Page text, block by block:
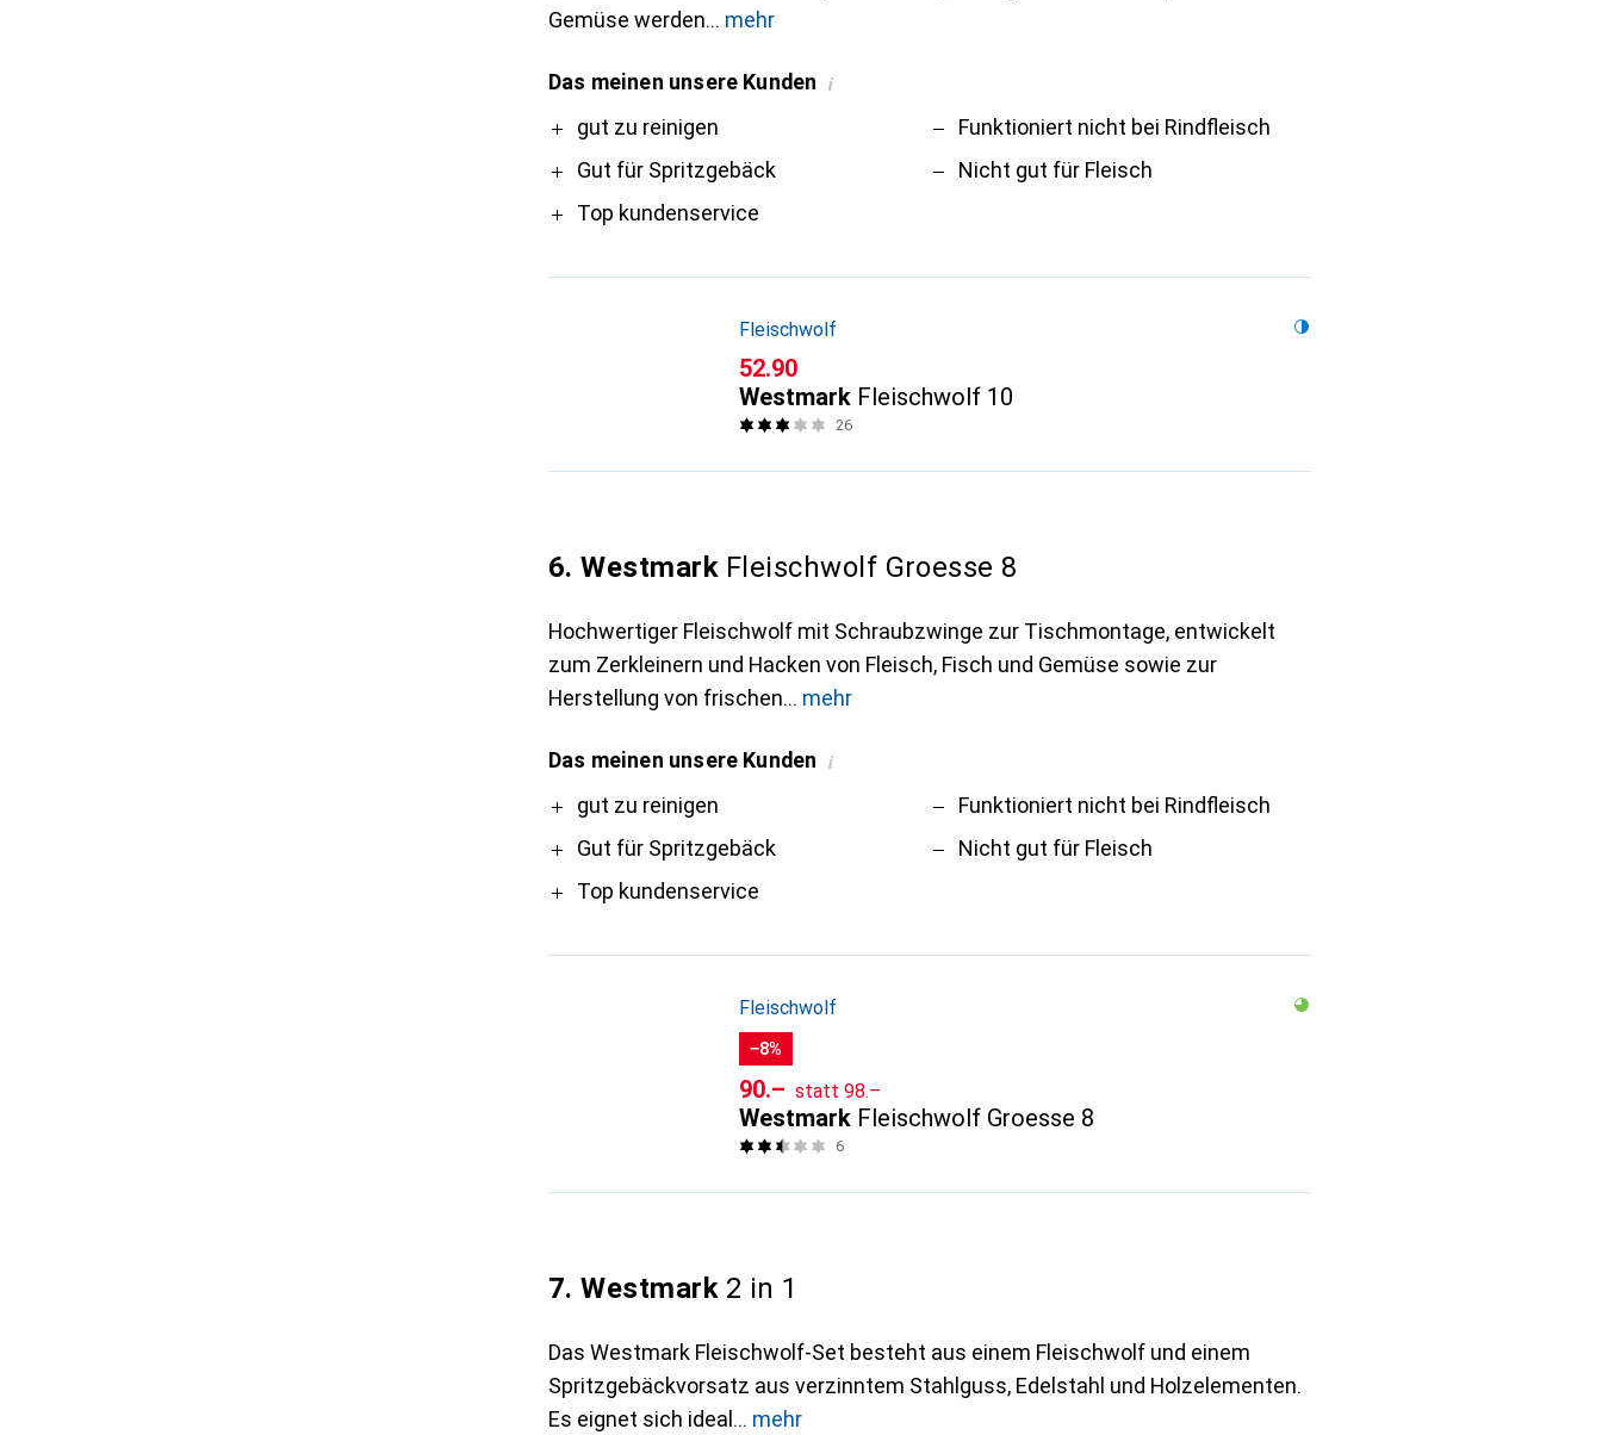
Gemüse werden
mehr
Das meinen unsere Kunden i
Progut zu reinigen
Gut für Spritzgebäck
Top kundenservice
Contra
Funktioniert nicht bei Rindfleisch
Nicht gut für Fleisch
Fleischwolf
CHF
52.90
Westmark Fleischwolf 10
26
6. WestmarkFleischwolf Groesse 8
Hochwertiger Fleischwolf mit Schraubzwinge zur Tischmontage, entwickelt
zum Zerkleinern und Hacken von Fleisch, Fisch und Gemüse sowie zur
Herstellung von frischen
mehr
Das meinen unsere Kunden i
Progut zu reinigen
Gut für Spritzgebäck
Top kundenservice
Contra
Funktioniert nicht bei Rindfleisch
Nicht gut für Fleisch
Fleischwolf
−8%
CHF
90.– statt CHF
98.–
Westmark Fleischwolf Groesse 8
6
7. Westmark2 in 1
Das Westmark Fleischwolf-Set besteht aus einem Fleischwolf und einem
Spritzgebäckvorsatz aus verzinntem Stahlguss, Edelstahl und Holzelementen.
Es eignet sich ideal
mehr